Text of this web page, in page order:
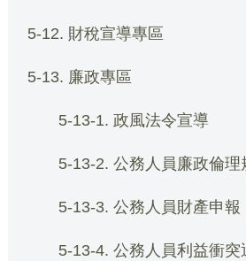
5-12. 財稅宣導專區
5-13. 廉政專區
5-13-1. 政風法令宣導
5-13-2. 公務人員廉政倫理
5-13-3. 公務人員財產申報
5-13-4. 公務人員利益衝突